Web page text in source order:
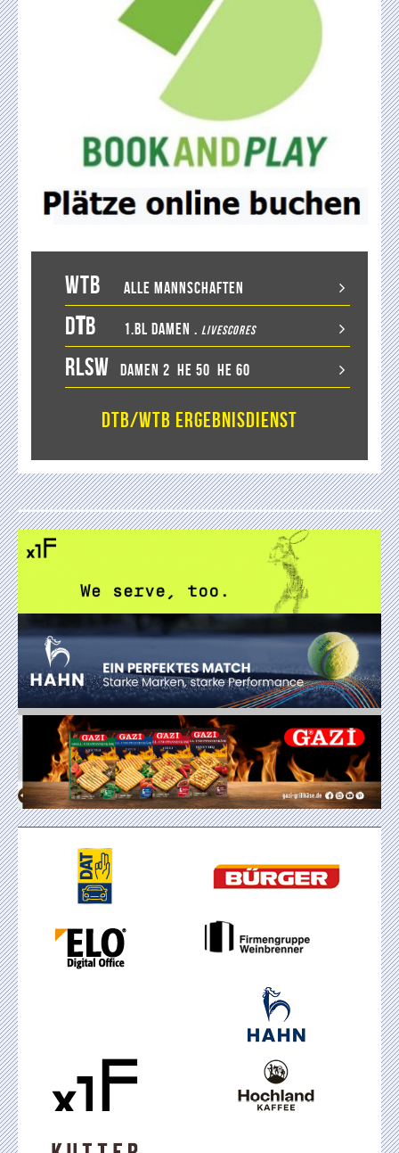
WTB Alle Mannschaften
DTB 1.BL Damen . LiveScores
RLSW Damen 2 He 50 He 60
DTB/WTB Ergebnisdienst